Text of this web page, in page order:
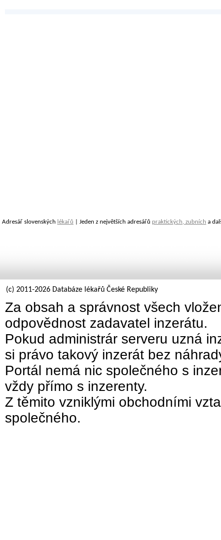
Adresář slovenských lékařů | Jeden z největších adresářů praktických, zubních a
(c) 2011-2026 Databáze lékařů České Republiky
Za obsah a správnost všech
odpovědnost zadavatel inzerátu.
Pokud administrár serveru uzná
si právo takový inzerát bez
Portál nemá nic společného s
vždy přímo s inzerenty.
Z těmito vzniklými obchodními
společného.